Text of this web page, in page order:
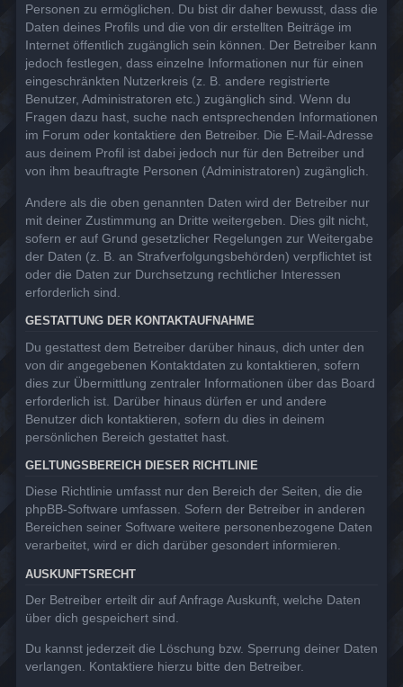
Personen zu ermöglichen. Du bist dir daher bewusst, dass die
Daten deines Profils und die von dir erstellten Beiträge im
Internet öffentlich zugänglich sein können. Der Betreiber kann
jedoch festlegen, dass einzelne Informationen nur für einen
eingeschränkten Nutzerkreis (z. B. andere registrierte
Benutzer, Administratoren etc.) zugänglich sind. Wenn du
Fragen dazu hast, suche nach entsprechenden Informationen
im Forum oder kontaktiere den Betreiber. Die E-Mail-Adresse
aus deinem Profil ist dabei jedoch nur für den Betreiber und
von ihm beauftragte Personen (Administratoren) zugänglich.
Andere als die oben genannten Daten wird der Betreiber nur
mit deiner Zustimmung an Dritte weitergeben. Dies gilt nicht,
sofern er auf Grund gesetzlicher Regelungen zur Weitergabe
der Daten (z. B. an Strafverfolgungsbehörden) verpflichtet ist
oder die Daten zur Durchsetzung rechtlicher Interessen
erforderlich sind.
GESTATTUNG DER KONTAKTAUFNAHME
Du gestattest dem Betreiber darüber hinaus, dich unter den
von dir angegebenen Kontaktdaten zu kontaktieren, sofern
dies zur Übermittlung zentraler Informationen über das Board
erforderlich ist. Darüber hinaus dürfen er und andere
Benutzer dich kontaktieren, sofern du dies in deinem
persönlichen Bereich gestattet hast.
GELTUNGSBEREICH DIESER RICHTLINIE
Diese Richtlinie umfasst nur den Bereich der Seiten, die die
phpBB-Software umfassen. Sofern der Betreiber in anderen
Bereichen seiner Software weitere personenbezogene Daten
verarbeitet, wird er dich darüber gesondert informieren.
AUSKUNFTSRECHT
Der Betreiber erteilt dir auf Anfrage Auskunft, welche Daten
über dich gespeichert sind.
Du kannst jederzeit die Löschung bzw. Sperrung deiner Daten
verlangen. Kontaktiere hierzu bitte den Betreiber.